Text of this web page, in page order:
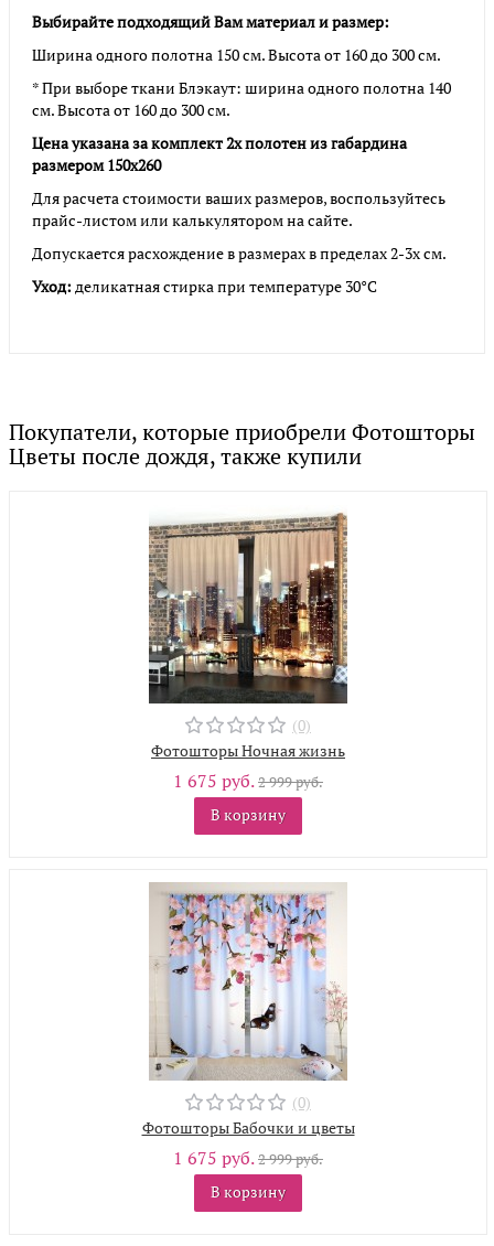
Выбирайте подходящий Вам материал и размер:
Ширина одного полотна 150 см. Высота от 160 до 300 см.
* При выборе ткани Блэкаут: ширина одного полотна 140
см. Высота от 160 до 300 см.
Цена указана за комплект 2х полотен из габардина
размером 150х260
Для расчета стоимости ваших размеров, воспользуйтесь
прайс-листом или калькулятором на сайте.
Допускается расхождение в размерах в пределах 2-3х см.
Уход: деликатная стирка при температуре 30°С
Покупатели, которые приобрели Фотошторы
Цветы после дождя, также купили
(0)
Фотошторы Ночная жизнь
1 675 руб.2 999 руб.
В корзину
(0)
Фотошторы Бабочки и цветы
1 675 руб.2 999 руб.
В корзину